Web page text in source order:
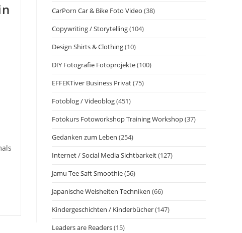
CarPorn Car & Bike Foto Video (38)
Copywriting / Storytelling(104)
Design Shirts & Clothing(10)
DIY Fotografie Fotoprojekte(100)
EFFEKTiver Business Privat(75)
Fotoblog / Videoblog(451)
Fotokurs Fotoworkshop Training Workshop(37)
Gedanken zum Leben (254)
Internet / Social Media Sichtbarkeit(127)
Jamu Tee Saft Smoothie(56)
Japanische Weisheiten Techniken (66)
Kindergeschichten / Kinderbücher(147)
Leaders are Readers(15)